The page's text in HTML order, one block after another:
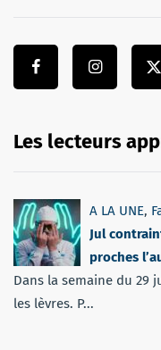
Les lecteurs
A LA UNE,
Jul
proches
Dans la semaine du 29
les lèvres. P...